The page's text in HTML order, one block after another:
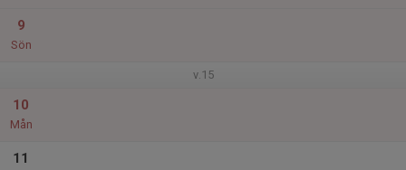
9
Sön
v.15
10
Mån
11